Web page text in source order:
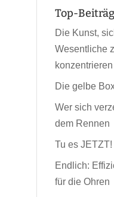
Top-
Die Kunst,
Wesentliche
konzentrieren
Die gelbe
Wer sich
dem Rennen
Tu es JETZT!
Endlich:
für die Ohren